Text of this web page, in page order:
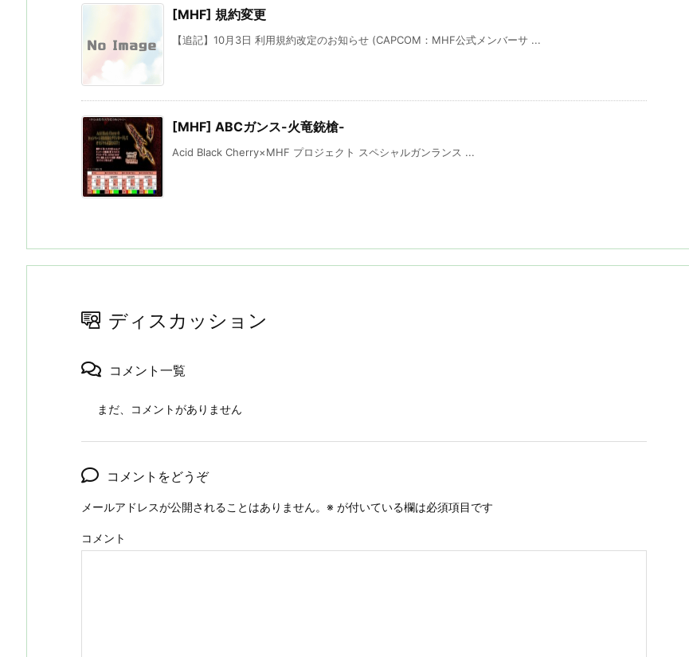
[MHF] 規約変更
【追記】10月3日 利用規約改定のお知らせ (CAPCOM：MHF公式メンバーサ ...
[MHF] ABCガンス-火竜銃槍-
Acid Black Cherry×MHF プロジェクト スペシャルガンランス ...
ディスカッション
コメント一覧
まだ、コメントがありません
コメントをどうぞ
メールアドレスが公開されることはありません。 ※ が付いている欄は必須項目です
コメント